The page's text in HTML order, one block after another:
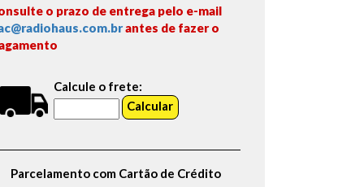
o prazo de entrega pelo e-mail
antes de fazer o
Calcule o frete:
Parcelamento com Cartão de Crédito